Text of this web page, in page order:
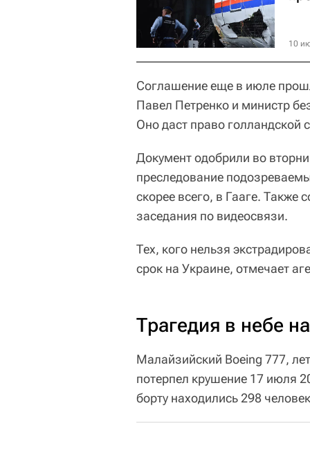
10
Соглашение еще в июле
Павел Петренко и министр
Оно даст право голландской
Документ одобрили во
преследование
скорее всего, в Гааге. Также
заседания по видеосвязи.
Тех, кого нельзя
срок на Украине, отмечает
Трагедия в небе
Малайзийский Boeing 777,
потерпел крушение 17 июля
борту находились 298